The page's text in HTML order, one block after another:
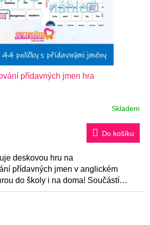
přídavných jmen hra
Skladem
Do košíku
deskovou hru na
přídavných jmen v anglickém
do školy i na doma! Součástí